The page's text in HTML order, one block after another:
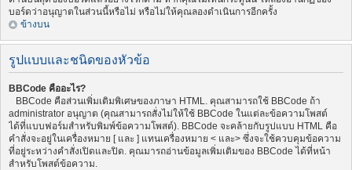
บอร์ดว่าอนุญาตในส่วนนี้หรือไม่ หรือไม่ให้คุณลองดำเนินการอีกครั้ง
ข้างบน
รูปแบบและชนิดของหัวข้อ
BBCode คืออะไร?
BBCode คือส่วนเพิ่มเติมพิเศษของภาษา HTML. คุณสามารถใช้ BBCode ถ้า
administrator อนุญาต (คุณสามารถสั่งไม่ให้ใช้ BBCode ในแต่ละข้อความโพสต์
ได้ที่แบบฟอร์มสำหรับพิมพ์ข้อความโพสต์). BBCode จะคล้ายกับรูปแบบ HTML คือ
คำสั่งจะอยู่ในเครื่องหมาย [ และ ] แทนเครื่องหมาย < และ> ซึ่งจะใช้ควบคุมข้อความ
ที่อยู่ระหว่างคำสั่งเปิดและปิด. คุณมารถอ่านข้อมูลเพิ่มเติมของ BBCode ได้ที่หน้า
สำหรับโพสต์ข้อความ.